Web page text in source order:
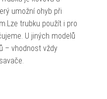
umožní ohyb při
trubku použít i pro
U jiných modelů
– vhodnost vždy